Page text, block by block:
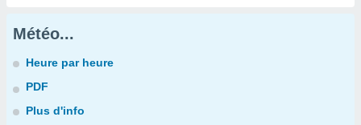
Météo...
Heure par heure
PDF
Plus d'info